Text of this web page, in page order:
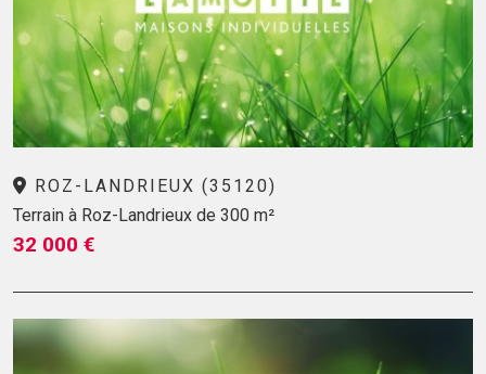
ROZ-LANDRIEUX (35120)
Terrain à Roz-Landrieux de 300 m²
32 000 €